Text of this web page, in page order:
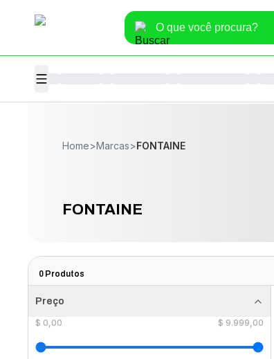
Home>Marcas>FONTAINE
FONTAINE
0 Produtos
Preço
$ 0,00 $ 9.999,00